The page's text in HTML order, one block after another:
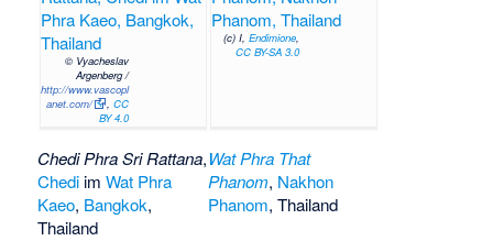
© Vyacheslav
Argenberg /
http://www.vascopl
anet.com/
, CC
BY 4.0
Chedi Phra Sri Rattana,
Chedi imWat Phra
Kaeo, Bangkok,
Thailand
(c) I, Endimione,
CC BY-SA 3.0
Wat Phra That
Phanom, Nakhon
Phanom, Thailand